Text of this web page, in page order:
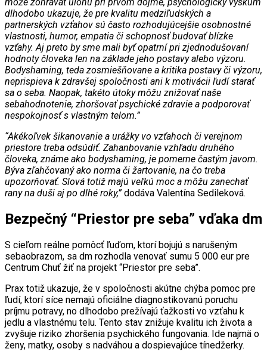
dlhodobo ukazuje, že pre kvalitu medziľudských a
partnerských vzťahov sú často rozhodujúcejšie osobnostné
vlastnosti, humor, empatia či schopnosť budovať blízke
vzťahy. Aj preto by sme mali byť opatrní pri zjednodušovaní
hodnoty človeka len na základe jeho postavy alebo výzoru.
Bodyshaming, teda zosmiešňovane a kritika postavy či výzoru,
neprispieva k zdravšej spoločnosti ani k motivácii ľudí starať
sa o seba. Naopak, takéto útoky môžu znižovať naše
sebahodnotenie, zhoršovať psychické zdravie a podporovať
nespokojnosť s vlastným telom.”
“Akékoľvek šikanovanie a urážky vo vzťahoch či verejnom
priestore treba odsúdiť. Zahanbovanie vzhľadu druhého
človeka, známe ako bodyshaming, je pomerne častým javom.
Býva zľahčovaný ako norma či žartovanie, na čo treba
upozorňovať. Slová totiž majú veľkú moc a môžu zanechať
rany na duši aj po dlhé roky,”dodáva Valentína Sedileková.
Bezpečný “Priestor pre seba” vďaka dm
S cieľom reálne pomôcť ľuďom, ktorí bojujú s narušeným
sebaobrazom, sa dm rozhodla venovať sumu 5 000 eur pre
Centrum Chuť žiť na projekt “Priestor pre seba”.
Prax totiž ukazuje, že v spoločnosti akútne chýba pomoc pre
ľudí, ktorí síce nemajú oficiálne diagnostikovanú poruchu
príjmu potravy, no dlhodobo prežívajú ťažkosti vo vzťahu k
jedlu a vlastnému telu. Tento stav znižuje kvalitu ich života a
zvyšuje riziko zhoršenia psychického fungovania. Ide najmä o
ženy, matky, osoby s nadváhou a dospievajúce tínedžerky.